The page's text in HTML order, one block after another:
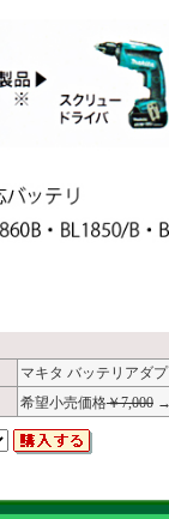
マキタ バッテリアダ
希望小売価格￥7,000